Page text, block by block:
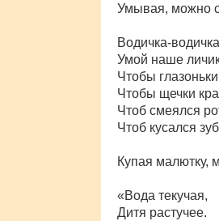
Умывая, можно
Водичка-
Умой наше
Чтобы
Чтобы щечки
Чтоб смеялся
Чтоб кусался
Купая малютку,
«Вода текучая,
Дитя растучее.